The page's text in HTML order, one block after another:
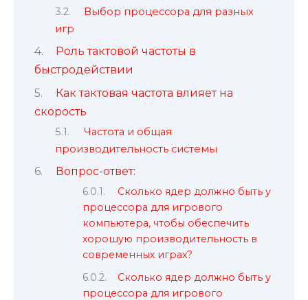
Выбор процессора для разных
игр
Роль тактовой частоты в
быстродействии
Как тактовая частота влияет на
скорость
Частота и общая
производительность системы
Вопрос-ответ:
Сколько ядер должно быть у
процессора для игрового
компьютера, чтобы обеспечить
хорошую производительность в
современных играх?
Сколько ядер должно быть у
процессора для игрового